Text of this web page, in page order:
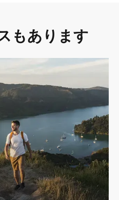
もあります